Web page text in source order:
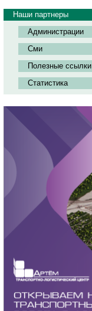
Наши партнеры
Администрации
Сми
Полезные ссылки
Статистика